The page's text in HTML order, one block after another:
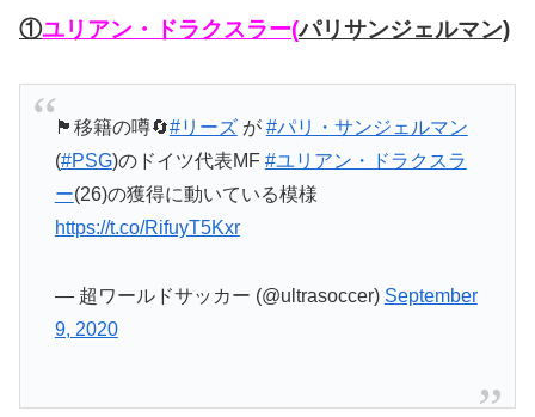
①ユリアン・ドラクスラー(パリサンジェルマン)
🏴󠁧󠁢󠁥󠁮󠁧󠁿移籍の噂🔄#リーズが #パリ・サンジェルマン
(#PSG)のドイツ代表MF #ユリアン・ドラクスラ
ー(26)の獲得に動いている模様
https://t.co/RifuyT5Kxr
— 超ワールドサッカー (@ultrasoccer) September
9, 2020